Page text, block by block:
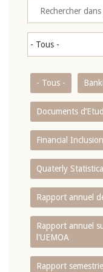
- Tous -
Documents
Financial
Quaterly
Rapport annuel
Rapport annuel
l'UEMOA
Rapport